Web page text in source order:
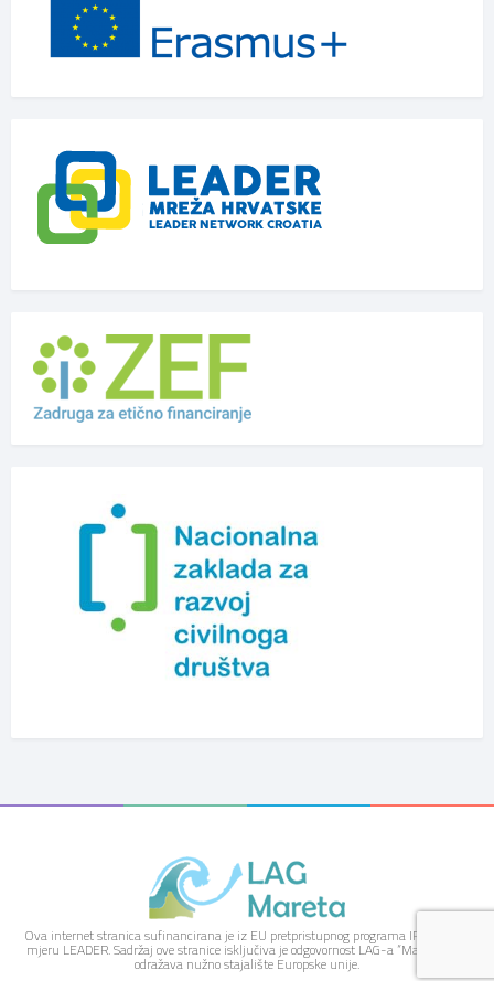
Ova internet stranica sufinancirana je iz EU pretpristupnog programa IPARD kroz
mjeru LEADER. Sadržaj ove stranice isključiva je odgovornost LAG-a “Mareta” i ne
odražava nužno stajalište Europske unije.